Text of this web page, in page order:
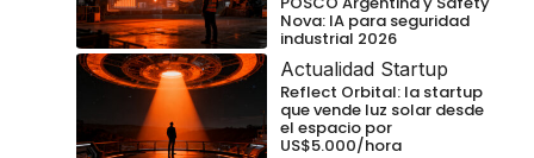
Nova: IA para seguridad
industrial 2026
Actualidad Startup
Reflect Orbital: la startup
que vende luz solar desde
el espacio por
US$5.000/hora